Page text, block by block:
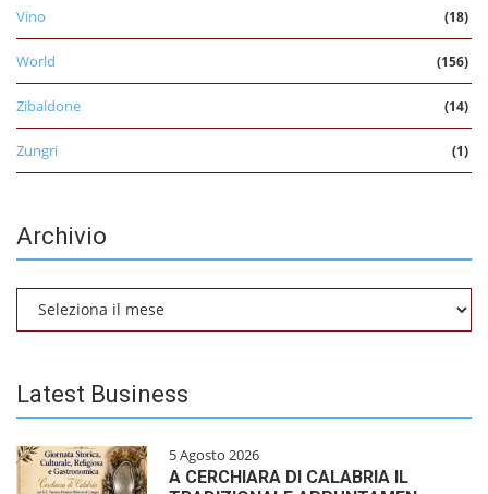
Vino (18)
World (156)
Zibaldone (14)
Zungri (1)
Archivio
Archivio
Latest Business
5 Agosto 2026
A CERCHIARA DI CALABRIA IL